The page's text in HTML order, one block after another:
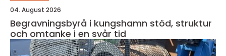
04. August 2026
Begravningsbyrå i kungshamn stöd, struktur
och omtanke i en svår tid